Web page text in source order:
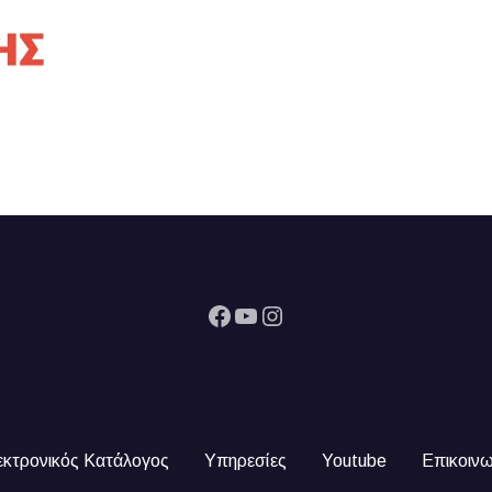
Facebook YouTube Instagram
Κατάλογος Υπηρεσίες Youtube